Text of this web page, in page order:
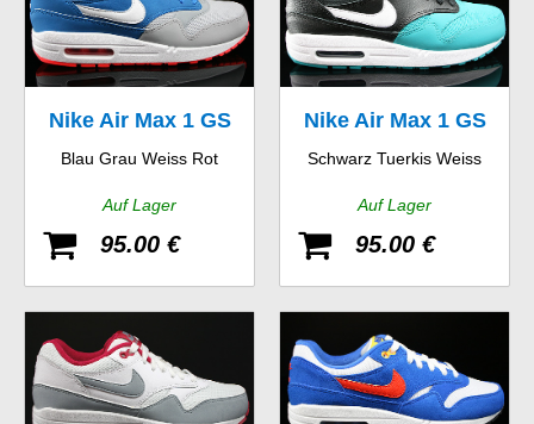
Nike Air Max 1 GS
Blau Grau Weiss Rot
Auf Lager
95.00 €
Nike Air Max 1 GS
Schwarz Tuerkis Weiss
Auf Lager
95.00 €